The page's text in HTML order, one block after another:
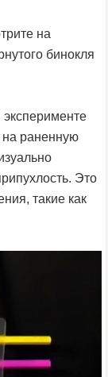
на
бинокля
на раненную
Это
такие как